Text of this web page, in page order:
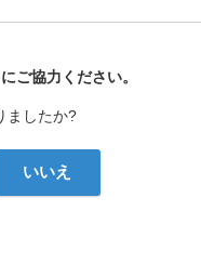
ご協力ください。
ましたか?
いいえ